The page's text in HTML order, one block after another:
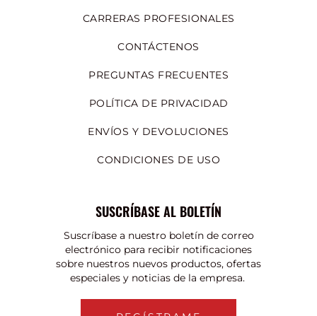
CARRERAS PROFESIONALES
CONTÁCTENOS
PREGUNTAS FRECUENTES
POLÍTICA DE PRIVACIDAD
ENVÍOS Y DEVOLUCIONES
CONDICIONES DE USO
SUSCRÍBASE AL BOLETÍN
Suscríbase a nuestro boletín de correo
electrónico para recibir notificaciones
sobre nuestros nuevos productos, ofertas
especiales y noticias de la empresa.